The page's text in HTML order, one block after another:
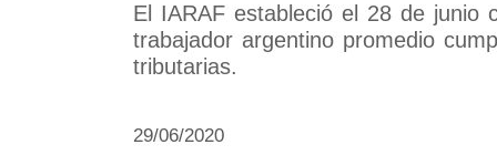
El IARAF estableció el 28 de junio
trabajador argentino promedio
tributarias.
29/06/2020